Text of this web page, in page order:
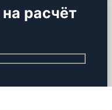
расчёт